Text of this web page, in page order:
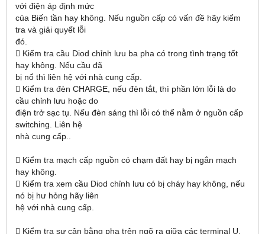
với điện áp định mức
của Biến tần hay không. Nếu nguồn cấp có vấn đề hãy kiểm
tra và giải quyết lỗi
đó.
 Kiểm tra cầu Diod chỉnh lưu ba pha có trong tình trạng tốt
hay không. Nếu cầu đã
bị nổ thì liên hệ với nhà cung cấp.
 Kiểm tra đèn CHARGE, nếu đèn tắt, thì phần lớn lỗi là do
cầu chỉnh lưu hoặc do
điện trở sạc tụ. Nếu đèn sáng thì lỗi có thể nằm ở nguồn cấp
switching. Liên hệ
nhà cung cấp..
 Kiểm tra mạch cấp nguồn có chạm đất hay bị ngắn mạch
hay không.
 Kiểm tra xem cầu Diod chỉnh lưu có bị cháy hay không, nếu
nó bị hư hỏng hãy liên
hệ với nhà cung cấp.
 Kiểm tra sự cân bằng pha trên ngõ ra giữa các terminal U,